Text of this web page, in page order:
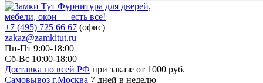
Фурнитура для дверей,
мебели, окон — есть все!
+7 (495) 725 66 67 (офис)
zakaz@zamkitut.ru
Пн-Пт 9:00-18:00
Сб-Вс 10:00-18:00
Доставка по всей РФ при заказе от 1000 руб.
Самовывоз г.Москва 7 дней в неделю